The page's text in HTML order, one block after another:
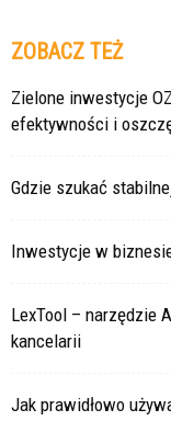
ZOBACZ TEŻ
Zielone inwestycje
efektywności i
Gdzie szukać
Inwestycje w
LexTool – narzędzie
kancelarii
Jak prawidłowo